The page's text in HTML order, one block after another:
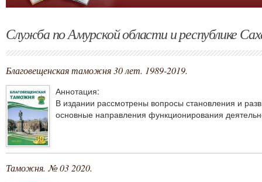
Служба по Амурской области и республике
Благовещенская таможня 30 лет. 1989-2019.
Аннотация:
В издании рассмотрены вопросы становления и
основные направления функционирования
Таможня. № 03 2020.